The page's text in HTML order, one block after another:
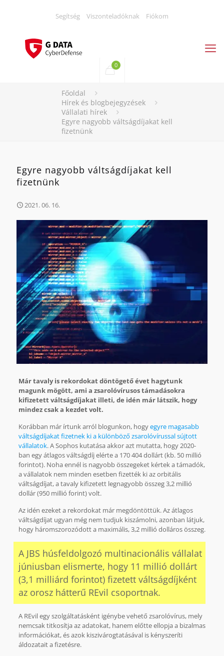
Segítség Viszonteladóknak Fiókom
0
Főoldal
Hírek és blogbejegyzések
Vállalati hírek
Egyre nagyobb váltságdíjakat kell
fizetnünk
Egyre nagyobb váltságdíjakat kell
fizetnünk
2021. 06. 16.
Már tavaly is rekordokat döntögető évet hagytunk
magunk mögött, ami a zsarolóvírusos támadásokra
kifizetett váltságdíjakat illeti, de idén már látszik, hogy
mindez csak a kezdet volt.
Korábban már írtunk arról blogunkon, hogyegyre magasabb
váltságdíjakat fizetnek ki a különböző zsarolóvírussal sújtott
vállalatok. A Sophos kutatása akkor azt mutatta, hogy 2020-
ban egy átlagos váltságdíj elérte a 170 404 dollárt (kb. 50 millió
forintot). Noha ennél is nagyobb összegeket kértek a támadók,
a vállalatok nem minden esetben fizették ki az orbitális
váltságdíjat, a tavaly kifizetett legnagyobb összeg 3,2 millió
dollár (950 millió forint) volt.
Az idén ezeket a rekordokat már megdöntöttük. Az átlagos
váltságdíjat ugyan még nem tudjuk kiszámolni, azonban látjuk,
hogy háromszorozódott a maximális, 3,2 millió dolláros összeg.
A JBS húsfeldolgozó multinacionális vállalat
júniusban elismerte, hogy 11 millió dollárt
(3,1 milliárd forintot) fizetett váltságdíjként
az orosz hátterű REvil csoportnak.
A REvil egy szolgáltatásként igénybe vehető zsarolóvírus, mely
nemcsak titkosítja az adatokat, hanem előtte ellopja a bizalmas
információkat, és azok kiszivárogtatásával is kényszeríti
áldozatait a fizetésre.